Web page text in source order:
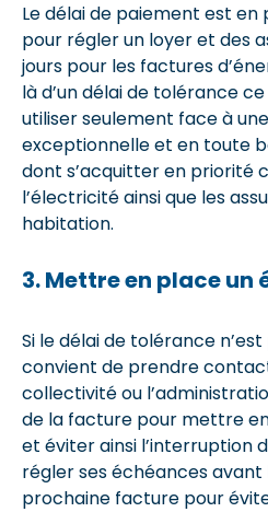
Le délai de paiement est en
pour régler un loyer et des
jours pour les factures
là d’un délai de tolérance
utiliser seulement face à
exceptionnelle et en toute
dont s’acquitter en priorité
l’électricité ainsi que les
habitation.
3. Mettre en place un
Si le délai de tolérance
convient de prendre
collectivité ou
de la facture pour mettre
et éviter ainsi l’interruption
régler ses échéances avant
prochaine facture pour